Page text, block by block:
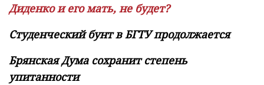
Диденко и его мать, не будет?
Студенческий бунт в БГТУ продолжается
Брянская Дума сохранит степень
упитанности